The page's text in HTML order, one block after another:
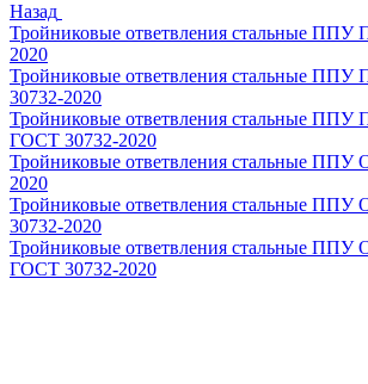
Назад
Тройниковые ответвления стальные
2020
Тройниковые ответвления стальные
30732-2020
Тройниковые ответвления стальные
ГОСТ 30732-2020
Тройниковые ответвления стальные
2020
Тройниковые ответвления стальные
30732-2020
Тройниковые ответвления стальные
ГОСТ 30732-2020